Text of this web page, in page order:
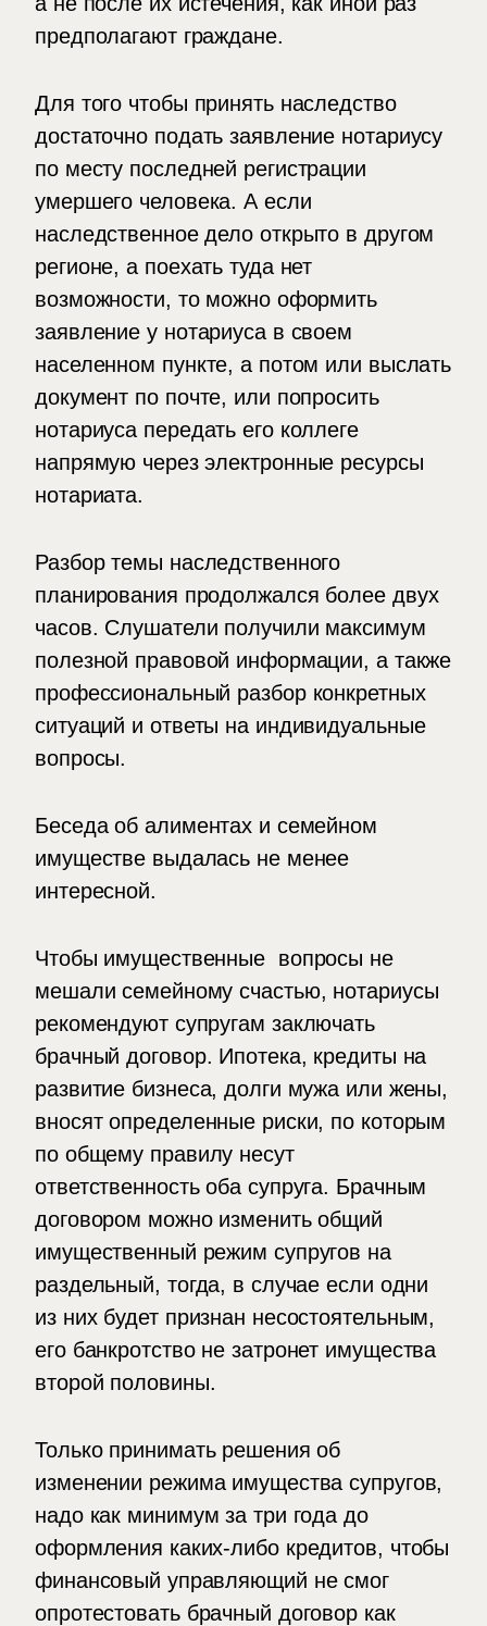
предполагают граждане.
Для того чтобы принять наследство
достаточно подать заявление нотариусу
по месту последней регистрации
умершего человека. А если
наследственное дело открыто в другом
регионе, а поехать туда нет
возможности, то можно оформить
заявление у нотариуса в своем
населенном пункте, а потом или выслать
документ по почте, или попросить
нотариуса передать его коллеге
напрямую через электронные ресурсы
нотариата.
Разбор темы наследственного
планирования продолжался более двух
часов. Слушатели получили максимум
полезной правовой информации, а также
профессиональный разбор конкретных
ситуаций и ответы на индивидуальные
вопросы.
Беседа об алиментах и семейном
имуществе выдалась не менее
интересной.
Чтобы имущественные вопросы не
мешали семейному счастью, нотариусы
рекомендуют супругам заключать
брачный договор. Ипотека, кредиты на
развитие бизнеса, долги мужа или жены,
вносят определенные риски, по которым
по общему правилу несут
ответственность оба супруга. Брачным
договором можно изменить общий
имущественный режим супругов на
раздельный, тогда, в случае если одни
из них будет признан несостоятельным,
его банкротство не затронет имущества
второй половины.
Только принимать решения об
изменении режима имущества супругов,
надо как минимум за три года до
оформления каких-либо кредитов, чтобы
финансовый управляющий не смог
опротестовать брачный договор как